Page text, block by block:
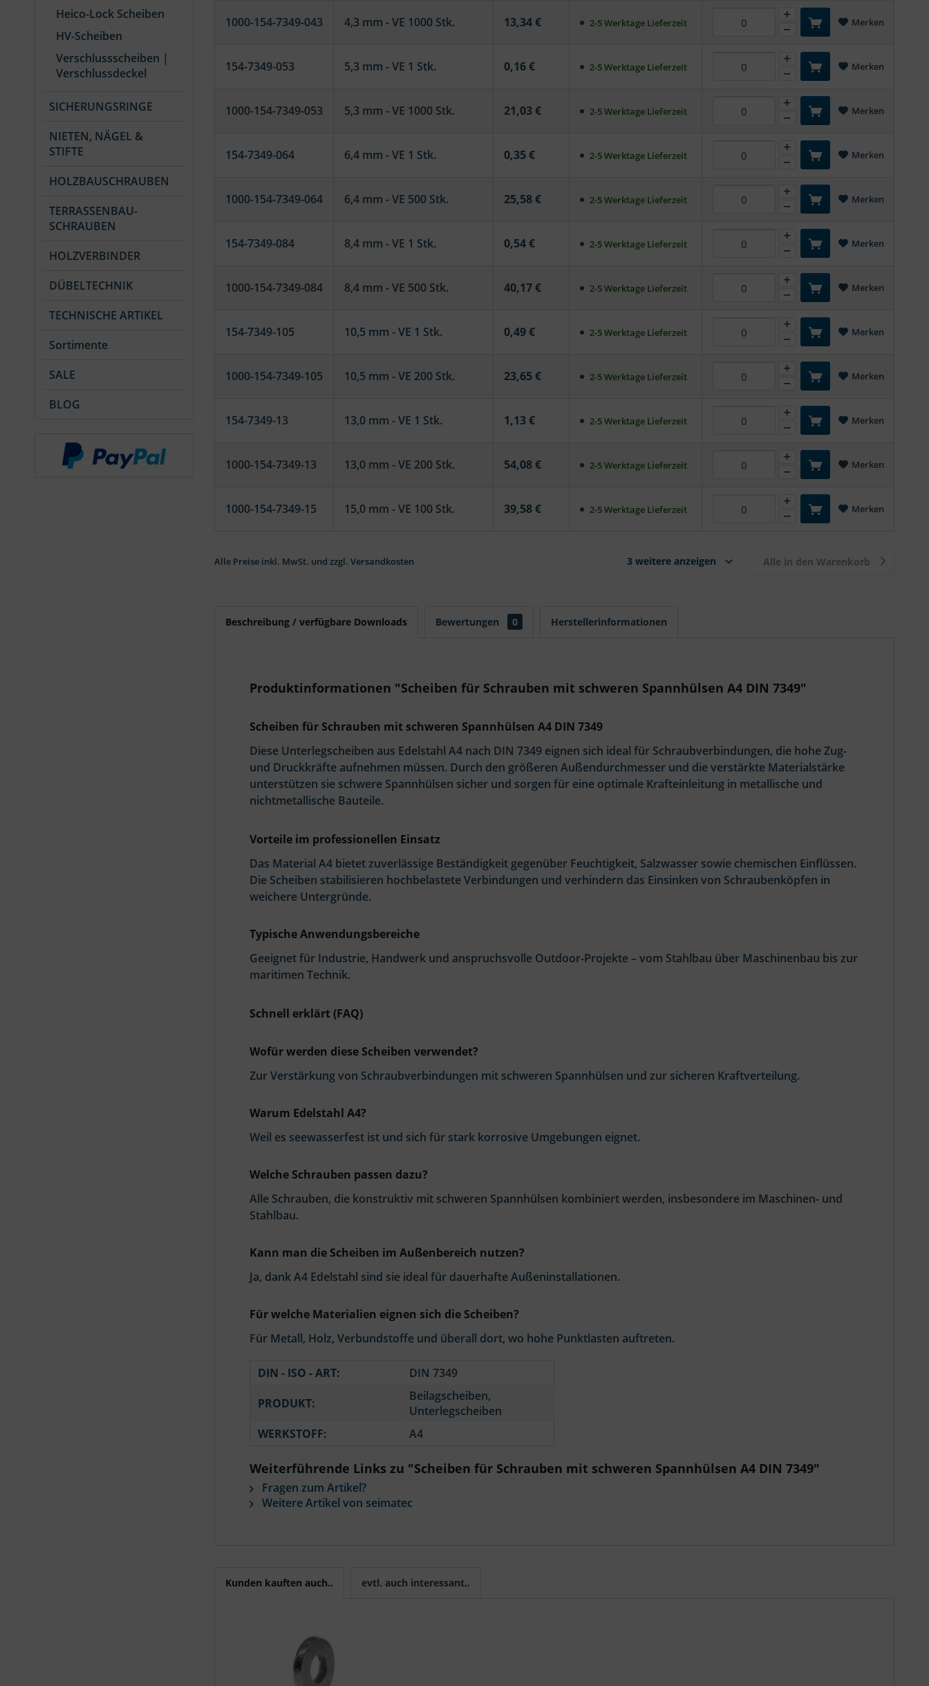
Heico-Lock Scheiben
HV-Scheiben
Verschlussscheiben |
Verschlussdeckel
SICHERUNGSRINGE
NIETEN, NÄGEL &
STIFTE
HOLZBAUSCHRAUBEN
TERRASSENBAU-
SCHRAUBEN
HOLZVERBINDER
DÜBELTECHNIK
TECHNISCHE ARTIKEL
Sortimente
SALE
BLOG
1000-154-7349-043 4,3 mm - VE 1000 Stk. 13,34 € 2-5 Werktage Lieferzeit Merken
154-7349-053 5,3 mm - VE 1 Stk. 0,16 € 2-5 Werktage Lieferzeit Merken
1000-154-7349-053 5,3 mm - VE 1000 Stk. 21,03 € 2-5 Werktage Lieferzeit Merken
154-7349-064 6,4 mm - VE 1 Stk. 0,35 € 2-5 Werktage Lieferzeit Merken
1000-154-7349-064 6,4 mm - VE 500 Stk. 25,58 € 2-5 Werktage Lieferzeit Merken
154-7349-084 8,4 mm - VE 1 Stk. 0,54 € 2-5 Werktage Lieferzeit Merken
1000-154-7349-084 8,4 mm - VE 500 Stk. 40,17 € 2-5 Werktage Lieferzeit Merken
154-7349-105 10,5 mm - VE 1 Stk. 0,49 € 2-5 Werktage Lieferzeit Merken
1000-154-7349-105 10,5 mm - VE 200 Stk. 23,65 € 2-5 Werktage Lieferzeit Merken
154-7349-13 13,0 mm - VE 1 Stk. 1,13 € 2-5 Werktage Lieferzeit Merken
1000-154-7349-13 13,0 mm - VE 200 Stk. 54,08 € 2-5 Werktage Lieferzeit Merken
1000-154-7349-15 15,0 mm - VE 100 Stk. 39,58 € 2-5 Werktage Lieferzeit Merken
Alle Preise inkl. MwSt. und zzgl. Versandkosten 3 weitere anzeigen Alle in den Warenkorb
Beschreibung / verfügbare Downloads Bewertungen 0 Herstellerinformationen
Produktinformationen "Scheiben für Schrauben mit schweren Spannhülsen A4 DIN 7349"
Scheiben für Schrauben mit schweren Spannhülsen A4 DIN 7349
Diese Unterlegscheiben aus Edelstahl A4 nach DIN 7349 eignen sich ideal für Schraubverbindungen, die hohe Zug-
und Druckkräfte aufnehmen müssen. Durch den größeren Außendurchmesser und die verstärkte Materialstärke
unterstützen sie schwere Spannhülsen sicher und sorgen für eine optimale Krafteinleitung in metallische und
nichtmetallische Bauteile.
Vorteile im professionellen Einsatz
Das Material A4 bietet zuverlässige Beständigkeit gegenüber Feuchtigkeit, Salzwasser sowie chemischen Einflüssen.
Die Scheiben stabilisieren hochbelastete Verbindungen und verhindern das Einsinken von Schraubenköpfen in
weichere Untergründe.
Typische Anwendungsbereiche
Geeignet für Industrie, Handwerk und anspruchsvolle Outdoor-Projekte – vom Stahlbau über Maschinenbau bis zur
maritimen Technik.
Schnell erklärt (FAQ)
Wofür werden diese Scheiben verwendet?
Zur Verstärkung von Schraubverbindungen mit schweren Spannhülsen und zur sicheren Kraftverteilung.
Warum Edelstahl A4?
Weil es seewasserfest ist und sich für stark korrosive Umgebungen eignet.
Welche Schrauben passen dazu?
Alle Schrauben, die konstruktiv mit schweren Spannhülsen kombiniert werden, insbesondere im Maschinen- und
Stahlbau.
Kann man die Scheiben im Außenbereich nutzen?
Ja, dank A4 Edelstahl sind sie ideal für dauerhafte Außeninstallationen.
Für welche Materialien eignen sich die Scheiben?
Für Metall, Holz, Verbundstoffe und überall dort, wo hohe Punktlasten auftreten.
DIN - ISO - ART:
DIN 7349
PRODUKT:
Beilagscheiben,
Unterlegscheiben
WERKSTOFF:
A4
Weiterführende Links zu "Scheiben für Schrauben mit schweren Spannhülsen A4 DIN 7349"
Fragen zum Artikel?
Weitere Artikel von seimatec
Kunden kauften auch.. evtl. auch interessant..